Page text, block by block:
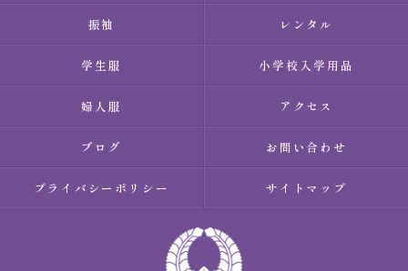
振袖 レンタル
学生服 小学校入学用品
婦人服 アクセス
ブログ お問い合わせ
プライバシーポリシー サイトマップ